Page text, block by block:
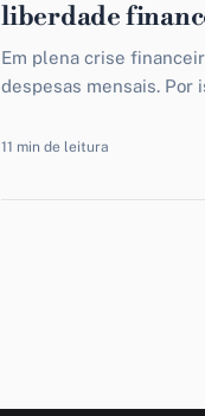
liberdade
Em plena crise
despesas mensais. Por
11 min de leitura